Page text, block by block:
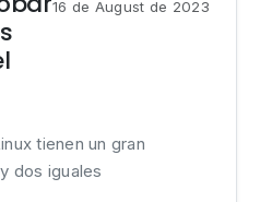
16 de August de 2023
tienen un gran
dos iguales